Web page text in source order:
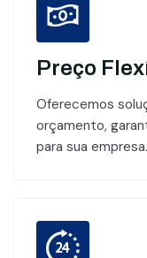
Preço
Oferecemos
orçamento,
para sua empresa.